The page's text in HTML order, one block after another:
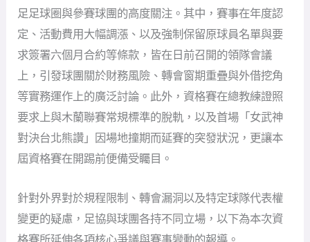
足足球圈與參賽球團的高度關注。其中，賽事在年度認
定、活動費用大幅調漲、以及強制保留原球員名單與要
求簽署六個月合約等條款，皆在日前召開的領隊會議
上，引發球團關於財務風險、轉會窗期重疊與外借挖角
等實務運作上的廣泛討論。此外，資格賽在總教練證照
要求上與木蘭聯賽常規標準的脫軌，以及首場「女武神
對決台北熊讚」因場地撞期而延賽的突發狀況，更讓本
屆資格賽在開踢前便備受矚目。
針對外界對於規程限制、轉會漏洞以及特定球隊代表權
變更的疑慮，足協與球團各持不同立場，以下為本次資
格賽所延伸各項核心爭議與賽事變動的報導。